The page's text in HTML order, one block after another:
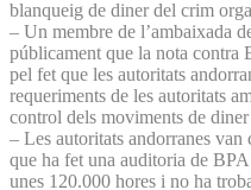
blanqueig de diner del crim
– Un membre de l’ambaixada
públicament que la nota contra
pel fet que les autoritats
requeriments de les autoritats
control dels moviments de
– Les autoritats andorranes van
que ha fet una auditoria de
unes 120.000 hores i no ha